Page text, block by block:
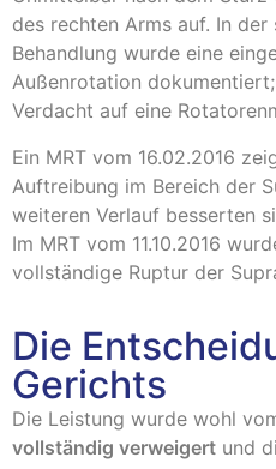
des rechten Arms auf. In
Behandlung wurde eine
Außenrotation
Verdacht auf eine
Ein MRT vom 16.02.2016
Auftreibung im Bereich der
weiteren Verlauf besserten
Im MRT vom 11.10.2016
vollständige Ruptur der
Die
Gerichts
Die Leistung wurde wohl
vollständig verweigert und